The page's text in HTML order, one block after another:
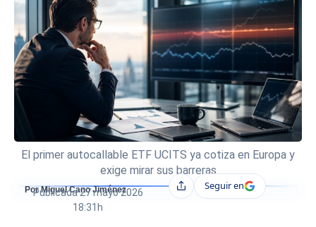
El primer autocallable ETF UCITS ya cotiza en Europa y
exige mirar sus barreras
Por Miguel Cano Jiménez
Publicada27 mayo 2026
18:31h
CompartirSeguir en